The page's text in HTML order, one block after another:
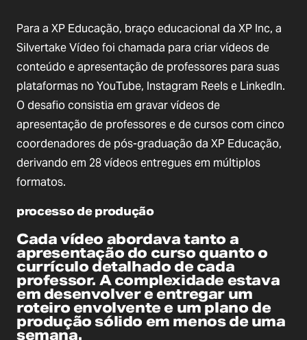
Para a XP Educação, braço educacional da XP Inc, a
Silvertake Vídeo foi chamada para criar vídeos de
conteúdo e apresentação de professores para suas
plataformas no YouTube, Instagram Reels e LinkedIn.
O desafio consistia em gravar vídeos de
apresentação de professores e de cursos com cinco
coordenadores de pós-graduação da XP Educação,
derivando em 28 vídeos entregues em múltiplos
formatos.
processo de produção
Cada vídeo abordava tanto a
apresentação do curso quanto o
currículo detalhado de cada
professor. A complexidade estava
em desenvolver e entregar um
roteiro envolvente e um plano de
produção sólido em menos de uma
semana.